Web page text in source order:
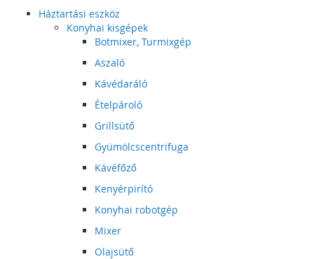
Háztartási eszköz
Konyhai kisgépek
Botmixer, Turmixgép
Aszaló
Kávédaráló
Ételpároló
Grillsütő
Gyümölcscentrifuga
Kávéfőző
Kenyérpirító
Konyhai robotgép
Mixer
Olajsütő